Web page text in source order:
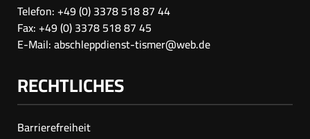
Telefon: +49 (0) 3378 518 87 44
Fax: +49 (0) 3378 518 87 45
E-Mail:abschleppdienst-tismer@web.de
RECHTLICHES
Barrierefreiheit